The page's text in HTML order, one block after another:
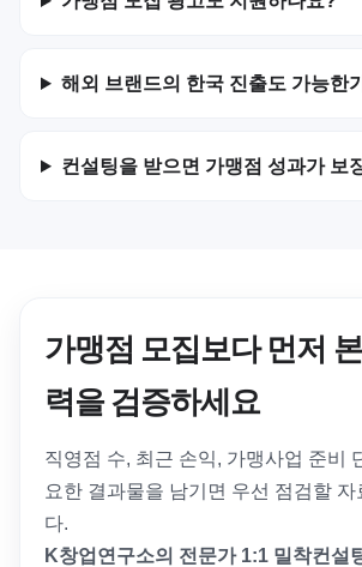
해외 브랜드의 한국 진출도 가능한
컨설팅을 받으면 가맹점 성과가 보
가맹점 모집보다 먼저
력을 검증하세요
직영점 수, 최근 손익, 가맹사업 준비
요한 결과물을 남기면 우선 점검할 자
다.
K창업연구소의 전문가 1:1 밀착컨설